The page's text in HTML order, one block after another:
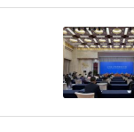
举办的
情上